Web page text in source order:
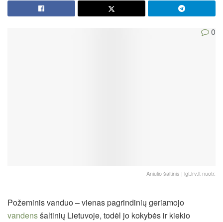
0
Aniulio šaltinis | lgt.lrv.lt nuotr.
Požeminis vanduo – vienas pagrindinių geriamojo
vandensšaltinių Lietuvoje, todėl jo kokybės ir kiekio